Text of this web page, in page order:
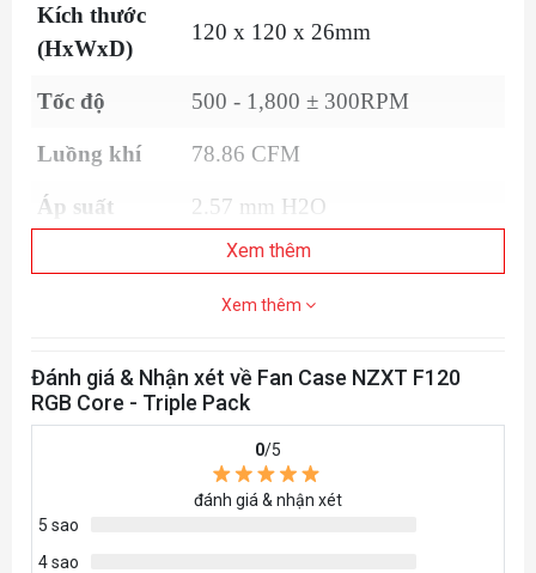
Kích thước
(HxWxD)
120 x 120 x 26mm
Tốc độ 500 - 1,800 ± 300RPM
Luồng khí 78.86 CFM
Áp suất 2.57 mm H2O
33.88 dBA
Tuổi thọ 60,000 giờ
Mã sản phẩm
RF-C12TF-W1 (White) / RF-
Xem thêm
Xem thêm
Đánh giá & Nhận xét về Fan Case NZXT F120
RGB Core - Triple Pack
0/5
đánh giá & nhận xét
5 sao
4 sao